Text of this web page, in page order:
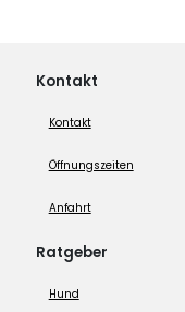
Kontakt
Kontakt
Öffnungszeiten
Anfahrt
Ratgeber
Hund